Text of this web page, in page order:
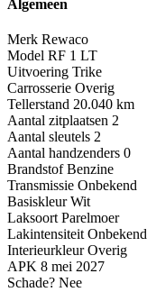
Algemeen
Merk Rewaco
Model RF 1 LT
Uitvoering Trike
Carrosserie Overig
Tellerstand 20.040 km
Aantal zitplaatsen 2
Aantal sleutels 2
Aantal handzenders 0
Brandstof Benzine
Transmissie Onbekend
Basiskleur Wit
Laksoort Parelmoer
Lakintensiteit Onbekend
Interieurkleur Overig
APK 8 mei 2027
Schade? Nee